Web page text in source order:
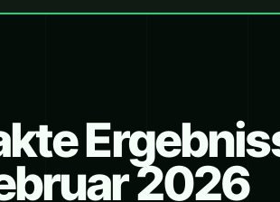
2026